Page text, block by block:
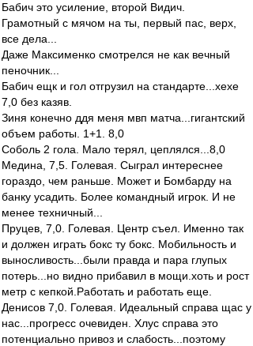
Бабич это усиление, второй Видич.
Грамотный с мячом на ты, первый пас, верх,
все дела...
Даже Максименко смотрелся не как вечный
пеночник...
Бабич ещк и гол отгрузил на стандарте...хехе
7,0 без казяв.
Зиня конечно ддя меня мвп матча...гигантский
объем работы. 1+1. 8,0
Соболь 2 гола. Мало терял, цеплялся...8,0
Медина, 7,5. Голевая. Сыграл интереснее
гораздо, чем раньше. Может и Бомбарду на
банку усадить. Более командный игрок. И не
менее техничный...
Пруцев, 7,0. Голевая. Центр съел. Именно так
и должен играть бокс ту бокс. Мобильность и
выносливость...были правда и пара глупых
потерь...но видно прибавил в мощи.хоть и рост
метр с кепкой.Работать и работать еще.
Денисов 7,0. Голевая. Идеальный справа щас у
нас...прогресс очевиден. Хлус справа это
потенциально привоз и слабость...поэтому